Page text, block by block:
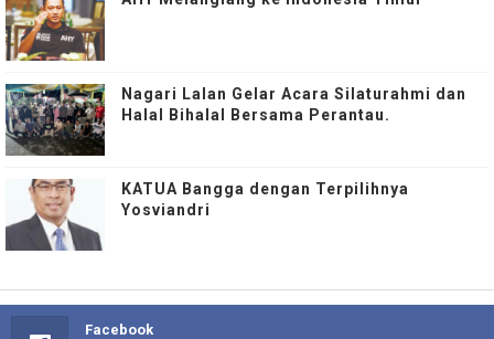
Nagari Lalan Gelar Acara Silaturahmi dan
Halal Bihalal Bersama Perantau.
KATUA Bangga dengan Terpilihnya
Yosviandri
Facebook